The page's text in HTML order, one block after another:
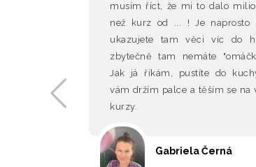
Previous
musím říct, že mi to dalo
než kurz od ... ! Je naprosto
ukazujete tam věci víc do
zbytečně tam nemáte
Jak já říkám, pustíte do
vám držím palce a těším se na
kurzy.
Gabriela Černá